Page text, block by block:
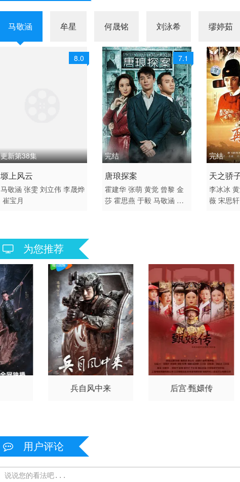
马敬涵 牟星 何晟铭 刘泳希 缪婷茹
8.0
更新第38集
2026 / 中国大陆 / 汉语普
通话
国产
塬上风云
马敬涵 张雯 刘立伟 李晟烨
崔宝月
7.1
完结
2010 / 大陆 / 国语
剧情 悬疑 国产
唐琅探案
霍建华 张萌 黄觉 曾黎 金
莎 霍思燕 于毅 马敬涵 魏
完结
2007 / 大
剧情 古
天之骄
李冰冰
薇 宋思轩
为您推荐
兵自风中来 后宫·甄嬛传
用户评论